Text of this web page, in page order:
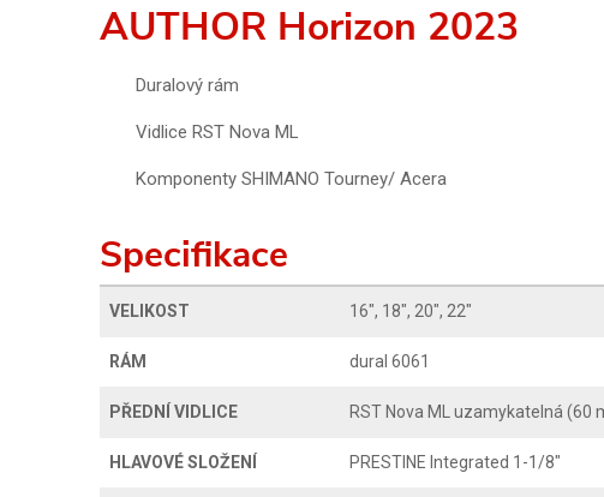
AUTHOR Horizon 2023
Duralový rám
Vidlice RST Nova ML
Komponenty SHIMANO Tourney/ Acera
Specifikace
VELIKOST 16", 18", 20", 22"
RÁM dural 6061
PŘEDNÍ VIDLICE RST Nova ML uzamykatelná (60
HLAVOVÉ SLOŽENÍ PRESTINE Integrated 1-1/8"